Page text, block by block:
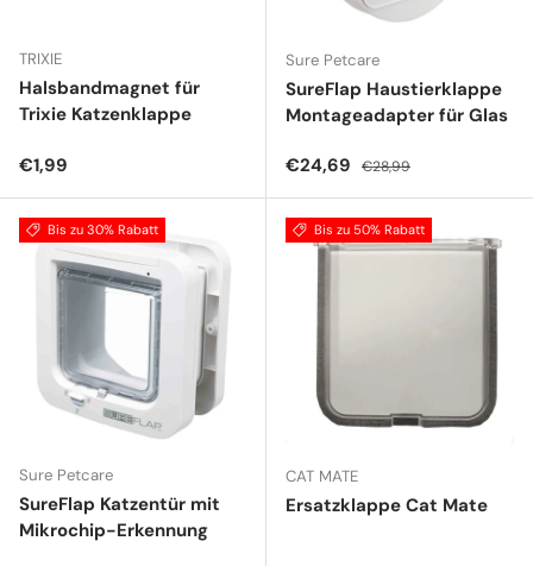
TRIXIE
Halsbandmagnet für
Trixie Katzenklappe
Normaler Preis
€1,99
Sure Petcare
SureFlap Haustierklappe
Montageadapter für Glas
Verkaufspreis
€24,69 Normaler Preis
€28,99
Bis zu 30% Rabatt
Sure Petcare
SureFlap Katzentür mit
Mikrochip-Erkennung
Bis zu 50% Rabatt
CAT MATE
Ersatzklappe Cat Mate